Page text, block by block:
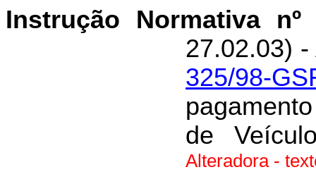
Instrução Normativa nº
27.02.03)
325/98-
de
Alteradora -